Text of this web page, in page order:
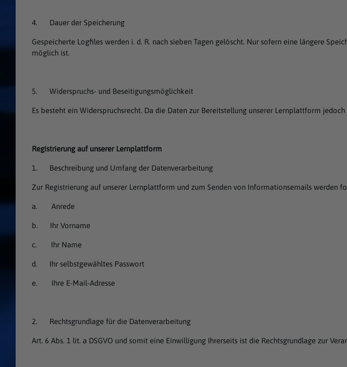
4. Dauer der Speicherung
Gespeicherte Logfiles werden i. d. R. nach sieben Tagen gelöscht. Nur sofern eine längere
möglich ist.
5. Widerspruchs- und Beseitigungsmöglichkeit
Es besteht ein Widerspruchsrecht. Da die Daten zur Bereitstellung unserer Lernplattform
Registrierung auf unserer Lernplattform
1. Beschreibung und Umfang der Datenverarbeitung
Zur Registrierung auf unserer Lernplattform und zum Senden von Informationsemails werden
a. Anrede
b. Ihr Vorname
c. Ihr Name
d. Ihr selbstgewähltes Passwort
e. Ihre E-Mail-Adresse
2. Rechtsgrundlage für die Datenverarbeitung
Art. 6 Abs. 1 lit. a DSGVO und somit eine Einwilligung Ihrerseits ist die Rechtsgrundlage zur